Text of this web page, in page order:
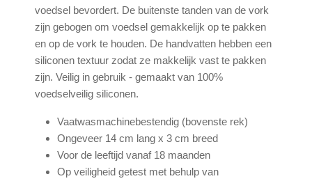
voedsel bevordert. De buitenste tanden van de vork
zijn gebogen om voedsel gemakkelijk op te pakken
en op de vork te houden. De handvatten hebben een
siliconen textuur zodat ze makkelijk vast te pakken
zijn. Veilig in gebruik - gemaakt van 100%
voedselveilig siliconen.
Vaatwasmachinebestendig (bovenste rek)
Ongeveer 14 cm lang x 3 cm breed
Voor de leeftijd vanaf 18 maanden
Op veiligheid getest met behulp van